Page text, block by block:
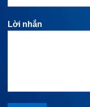
Lời nhắn